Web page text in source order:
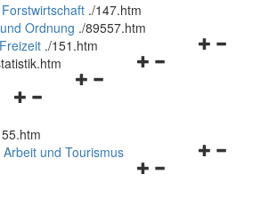
./147.htm
Ordnung ./89557.htm
Navigationsmenü
./151.htm
Navigationsmenü
Navigationsmenü
und
schließen
Navigationsmenü
und Tourismus